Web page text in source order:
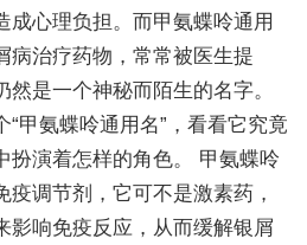
成心理负担。而甲氨蝶呤通用
病治疗药物，常常被医生提
是一个神秘而陌生的名字。
甲氨蝶呤通用名”，看看它究竟
扮演着怎样的角色。 甲氨蝶呤
调节剂，它可不是激素药，
影响免疫反应，从而缓解银屑